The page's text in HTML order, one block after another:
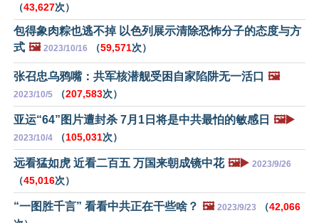
（43,627次）
包得象肉粽也逃不掉 以色列展示清除恐怖分子的态度与方
式 🖼️ 2023/10/16 （59,571次）
张召忠乌鸦嘴：共军核潜舰受困自家陷阱无一活口 🖼️
2023/10/5 （207,583次）
亚运“64”图片遭封杀 7月1日将是中共最怕的敏感日 🖼️▶️
2023/10/4 （105,031次）
远看猛如虎 近看二百五 万国来朝成镜中花 🖼️▶️ 2023/9/26
（45,016次）
“一图胜千言” 看看中共正在干些啥？ 🖼️ 2023/9/23 （42,066